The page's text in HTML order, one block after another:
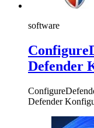
software
Defender
Defender